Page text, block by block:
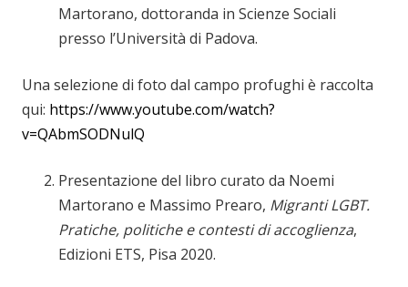
Martorano, dottoranda in Scienze Sociali
presso l’Università di Padova.
Una selezione di foto dal campo profughi è raccolta
qui: https://www.youtube.com/watch?
v=QAbmSODNulQ
Presentazione del libro curato da Noemi
Martorano e Massimo Prearo, Migranti LGBT.
Pratiche, politiche e contesti di accoglienza,
Edizioni ETS, Pisa 2020.